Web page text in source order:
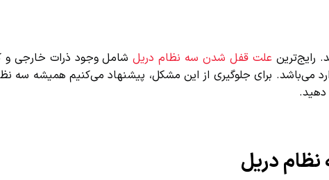
رایج‌ترینعلت قفل شدن سه نظام دریلشامل وجود ذرات خارجی و
می‌باشد. برای جلوگیری از این مشکل، پیشنهاد می‌کنیم همیشه سه
دریل